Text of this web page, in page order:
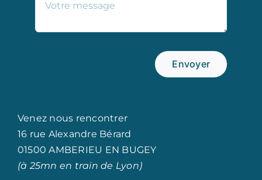
Envoyer
Venez nous rencontrer
16 rue Alexandre Bérard
01500 AMBERIEU EN BUGEY
(à 25mn en train de Lyon)